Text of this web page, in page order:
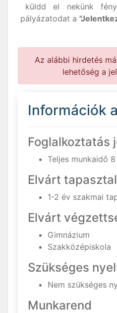
küldd el nekünk
pályázatodat a
Az alábbi hirdetés
lehetőség a
Információk
Foglalkoztatás
Teljes munkaidő
Elvárt
1-2 év szakmai
Elvárt
Gimnázium
Szakközépiskola
Szükséges
Nem szükséges
Munkarend